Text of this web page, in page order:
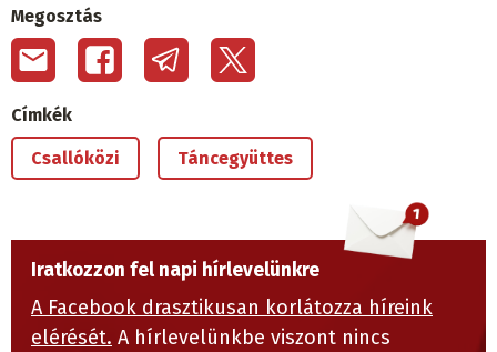
Megosztás
Címkék
Csallóközi Táncegyüttes
Iratkozzon fel napi hírlevelünkre
A Facebook drasztikusan korlátozza híreink
elérését. A hírlevelünkbe viszont nincs